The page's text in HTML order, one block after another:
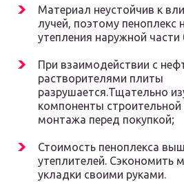
Материал неустойчив к
лучей, поэтому пеноплекс
утепления наружной части
При взаимодействии с
растворителями плиты
разрушается.Тщательно
компоненты
монтажа перед покупкой;
Стоимость пеноплекса
утеплителей. Сэкономить
укладки своими руками.